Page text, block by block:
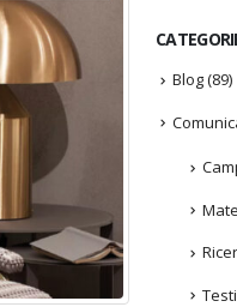
Blog(89)